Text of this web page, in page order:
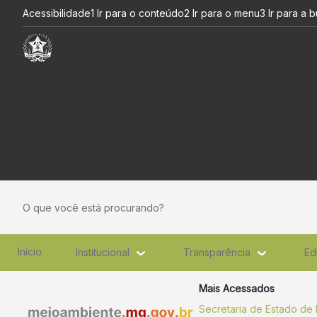
Pular para o Conteúdo principal
Dados do Monitoramento
Acessibilidade1 Ir para o conteúdo2 Ir para o menu3 Ir para a
O que você está procurando?
Início Institucional Transparência
Mais Acessados